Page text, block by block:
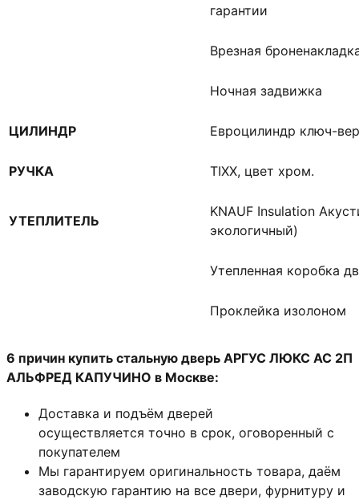
гарантии
Врезная
Ночная задвижка
ЦИЛИНДР Евроцилиндр ключ-
РУЧКА TIXX, цвет хром.
УТЕПЛИТЕЛЬ
KNAUF Insulation
экологичный)
Утепленная коробка
Проклейка изолоном
6 причин купить стальную дверь АРГУС ЛЮКС АС 2П
АЛЬФРЕД КАПУЧИНО в Москве:
Доставка и подъём дверей
осуществляется точно в срок, оговоренный с
покупателем
Мы гарантируем оригинальность товара, даём
заводскую гарантию на все двери, фурнитуру и